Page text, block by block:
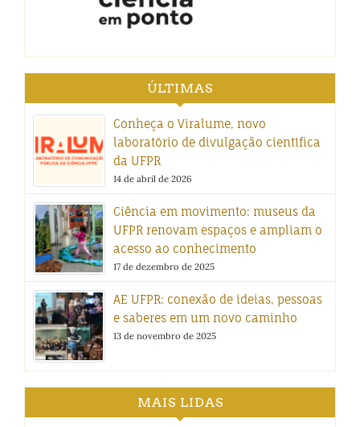
ÚLTIMAS
Conheça o Viralume, novo
laboratório de divulgação científica
da UFPR
14 de abril de 2026
Ciência em movimento: museus da
UFPR renovam espaços e ampliam o
acesso ao conhecimento
17 de dezembro de 2025
AE UFPR: conexão de ideias, pessoas
e saberes em um novo caminho
13 de novembro de 2025
MAIS LIDAS